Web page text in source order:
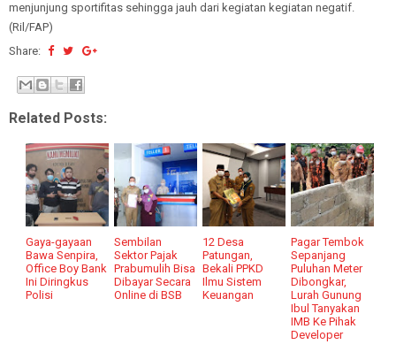
menjunjung sportifitas sehingga jauh dari kegiatan kegiatan negatif.
(Ril/FAP)
Share:
Related Posts:
Gaya-gayaan
Bawa Senpira,
Office Boy Bank
Ini Diringkus
Polisi
Sembilan
Sektor Pajak
Prabumulih Bisa
Dibayar Secara
Online di BSB
12 Desa
Patungan,
Bekali PPKD
Ilmu Sistem
Keuangan
Pagar Tembok
Sepanjang
Puluhan Meter
Dibongkar,
Lurah Gunung
Ibul Tanyakan
IMB Ke Pihak
Developer